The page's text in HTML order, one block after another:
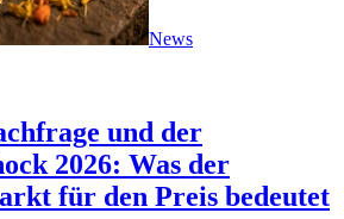
News
und der
2026: Was der
für den Preis bedeutet